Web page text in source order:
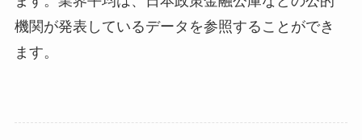
機関が発表しているデータを参照することができ
ます。